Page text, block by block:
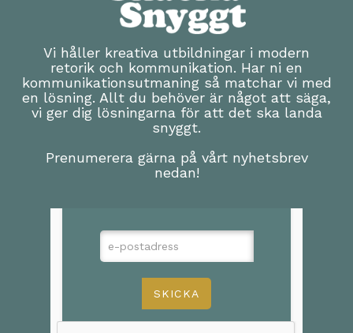
Vi håller kreativa utbildningar i modern
retorik och kommunikation. Har ni en
kommunikationsutmaning så matchar vi med
en lösning. Allt du behöver är något att säga,
vi ger dig lösningarna för att det ska landa
snyggt.
Prenumerera gärna på vårt nyhetsbrev
nedan!